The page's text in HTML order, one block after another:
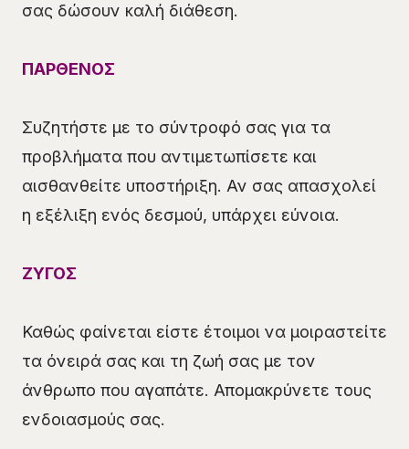
σας δώσουν καλή διάθεση.
ΠΑΡΘΕΝΟΣ
Συζητήστε με το σύντροφό σας για τα
προβλήματα που αντιμετωπίσετε και
αισθανθείτε υποστήριξη. Αν σας απασχολεί
η εξέλιξη ενός δεσμού, υπάρχει εύνοια.
ΖΥΓΟΣ
Καθώς φαίνεται είστε έτοιμοι να μοιραστείτε
τα όνειρά σας και τη ζωή σας με τον
άνθρωπο που αγαπάτε. Απομακρύνετε τους
ενδοιασμούς σας.